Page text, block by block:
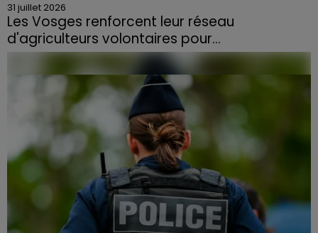
31 juillet 2026
Les Vosges renforcent leur réseau
d'agriculteurs volontaires pour...
Face à la sécheresse et aux risques de départs de feu,
la Chambre d'agriculture des Vosges a lancé un appel
aux agriculteurs volontaires pour venir en aide...